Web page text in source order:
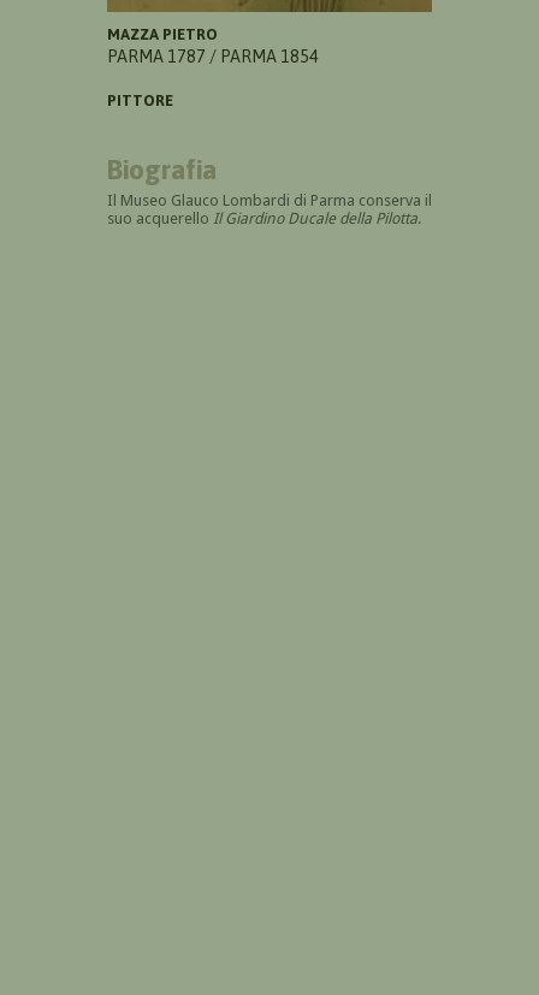
MAZZA PIETRO
PARMA 1787 / PARMA 1854
PITTORE
Biografia
Il Museo Glauco Lombardi di Parma conserva il
suo acquerello Il Giardino Ducale della Pilotta.